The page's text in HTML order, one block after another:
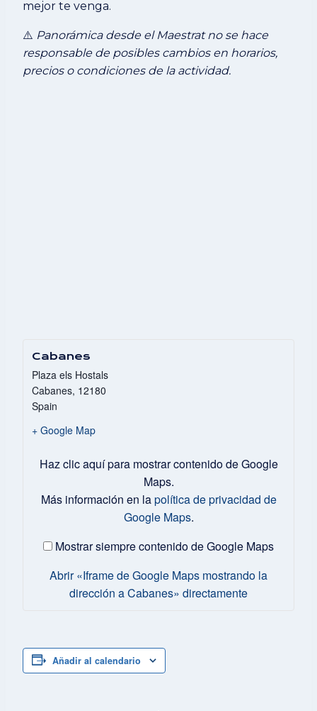
mejor te venga.
⚠️ Panorámica desde el Maestrat no se hace
responsable de posibles cambios en horarios,
precios o condiciones de la actividad.
Cabanes
Plaza els Hostals
Cabanes, 12180
Spain
+ Google Map
«Iframe
Maps
dirección
Cabanes»
Haz clic aquí para mostrar contenido de Google
Maps.
Más información en lapolítica de privacidad de
Google Maps.
Mostrar siempre contenido de Google Maps
Abrir «Iframe de Google Maps mostrando la
dirección a Cabanes» directamente
Añadir al calendario